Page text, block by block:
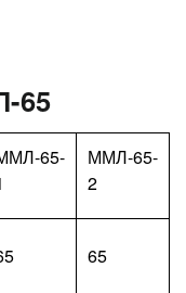
65
65-
ММЛ-65-
2
65